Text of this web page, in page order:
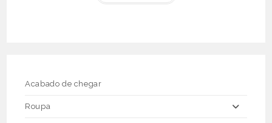
€69.90. €34.95.
Acabado de chegar
Roupa